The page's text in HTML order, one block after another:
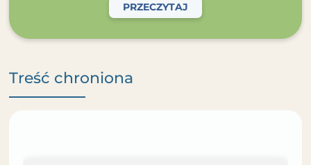
PRZECZYTAJ
Treść chroniona